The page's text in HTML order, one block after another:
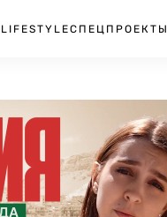
LIFESTYLEСПЕЦПРОЕКТЫ